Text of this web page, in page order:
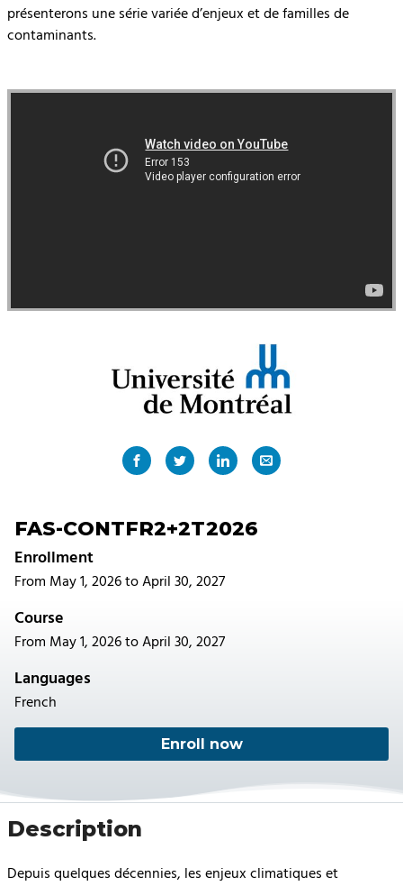
présenterons une série variée d’enjeux et de familles de
contaminants.
FAS-CONTFR2+2T2026
Enrollment
From May 1, 2026 to April 30, 2027
Course
From May 1, 2026 to April 30, 2027
Languages
French
Enroll now
Description
Depuis quelques décennies, les enjeux climatiques et